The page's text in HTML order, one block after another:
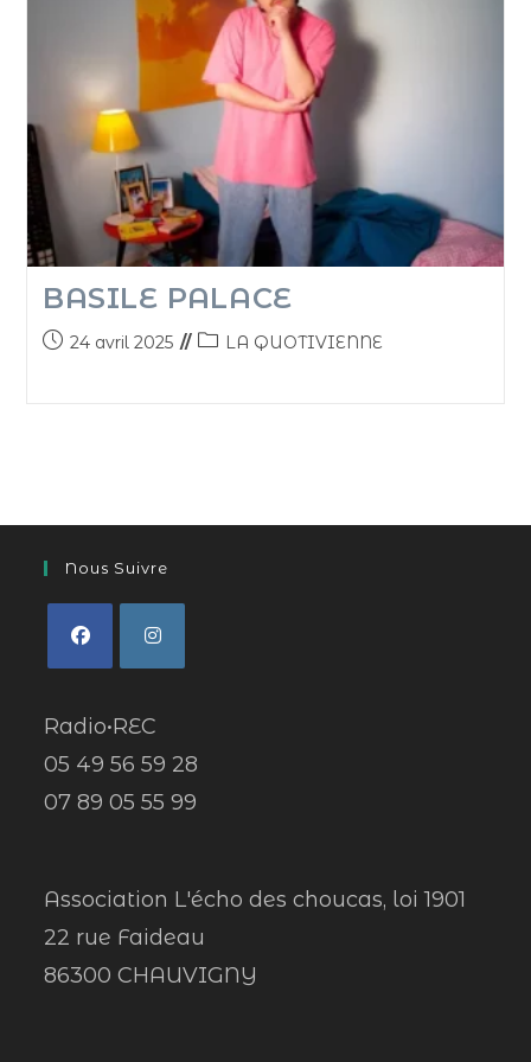
BASILE PALACE
24 avril 2025 LA QUOTIVIENNE
Nous Suivre
Radio•REC
05 49 56 59 28
07 89 05 55 99
Association L'écho des choucas, loi 1901
22 rue Faideau
86300 CHAUVIGNY